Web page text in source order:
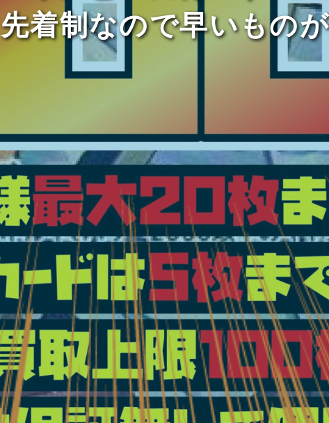
着制なので早いもの